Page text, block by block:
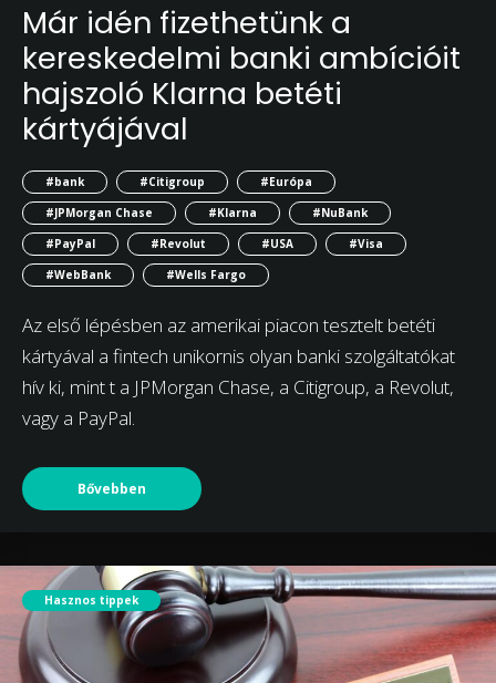
Már idén fizethetünk a
kereskedelmi banki ambícióit
hajszoló Klarna betéti
kártyájával
#bank #Citigroup
#Európa
#JPMorgan Chase
#Klarna
#NuBank
#PayPal
#Revolut #USA
#Visa
#WebBank
#Wells Fargo
Az első lépésben az amerikai piacon tesztelt betéti
kártyával a fintech unikornis olyan banki szolgáltatókat
hív ki, mint t a JPMorgan Chase, a Citigroup, a Revolut,
vagy a PayPal.
Bővebben
Hasznos tippek